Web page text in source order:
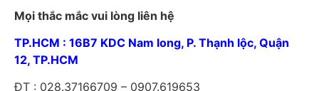
Mọi thắc mắc vui lòng liên hệ
TP.HCM : 16B7 KDC Nam long, P. Thạnh lộc, Quận
12, TP.HCM
ĐT : 028.37166709 – 0907.619653